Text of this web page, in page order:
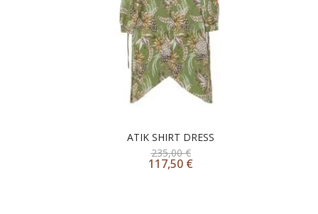
ATIK SHIRT DRESS
235,00€
117,50 €